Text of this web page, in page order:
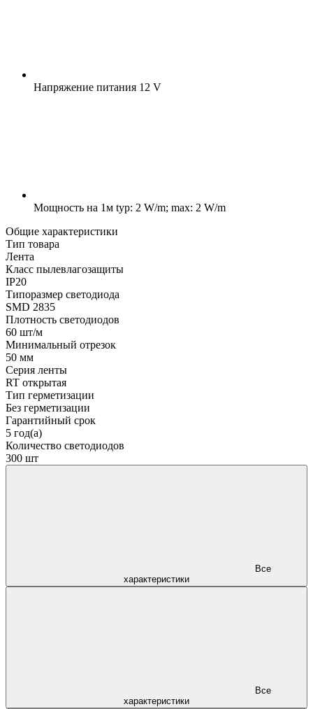
Напряжение питания 12 V
Мощность на 1м typ: 2 W/m; max: 2 W/m
Общие характеристики
Тип товара
Лента
Класс пылевлагозащиты
IP20
Типоразмер светодиода
SMD 2835
Плотность светодиодов
60 шт/м
Минимальный отрезок
50 мм
Серия ленты
RT открытая
Тип герметизации
Без герметизации
Гарантийный срок
5 год(а)
Количество светодиодов
300 шт
характеристики
характеристики